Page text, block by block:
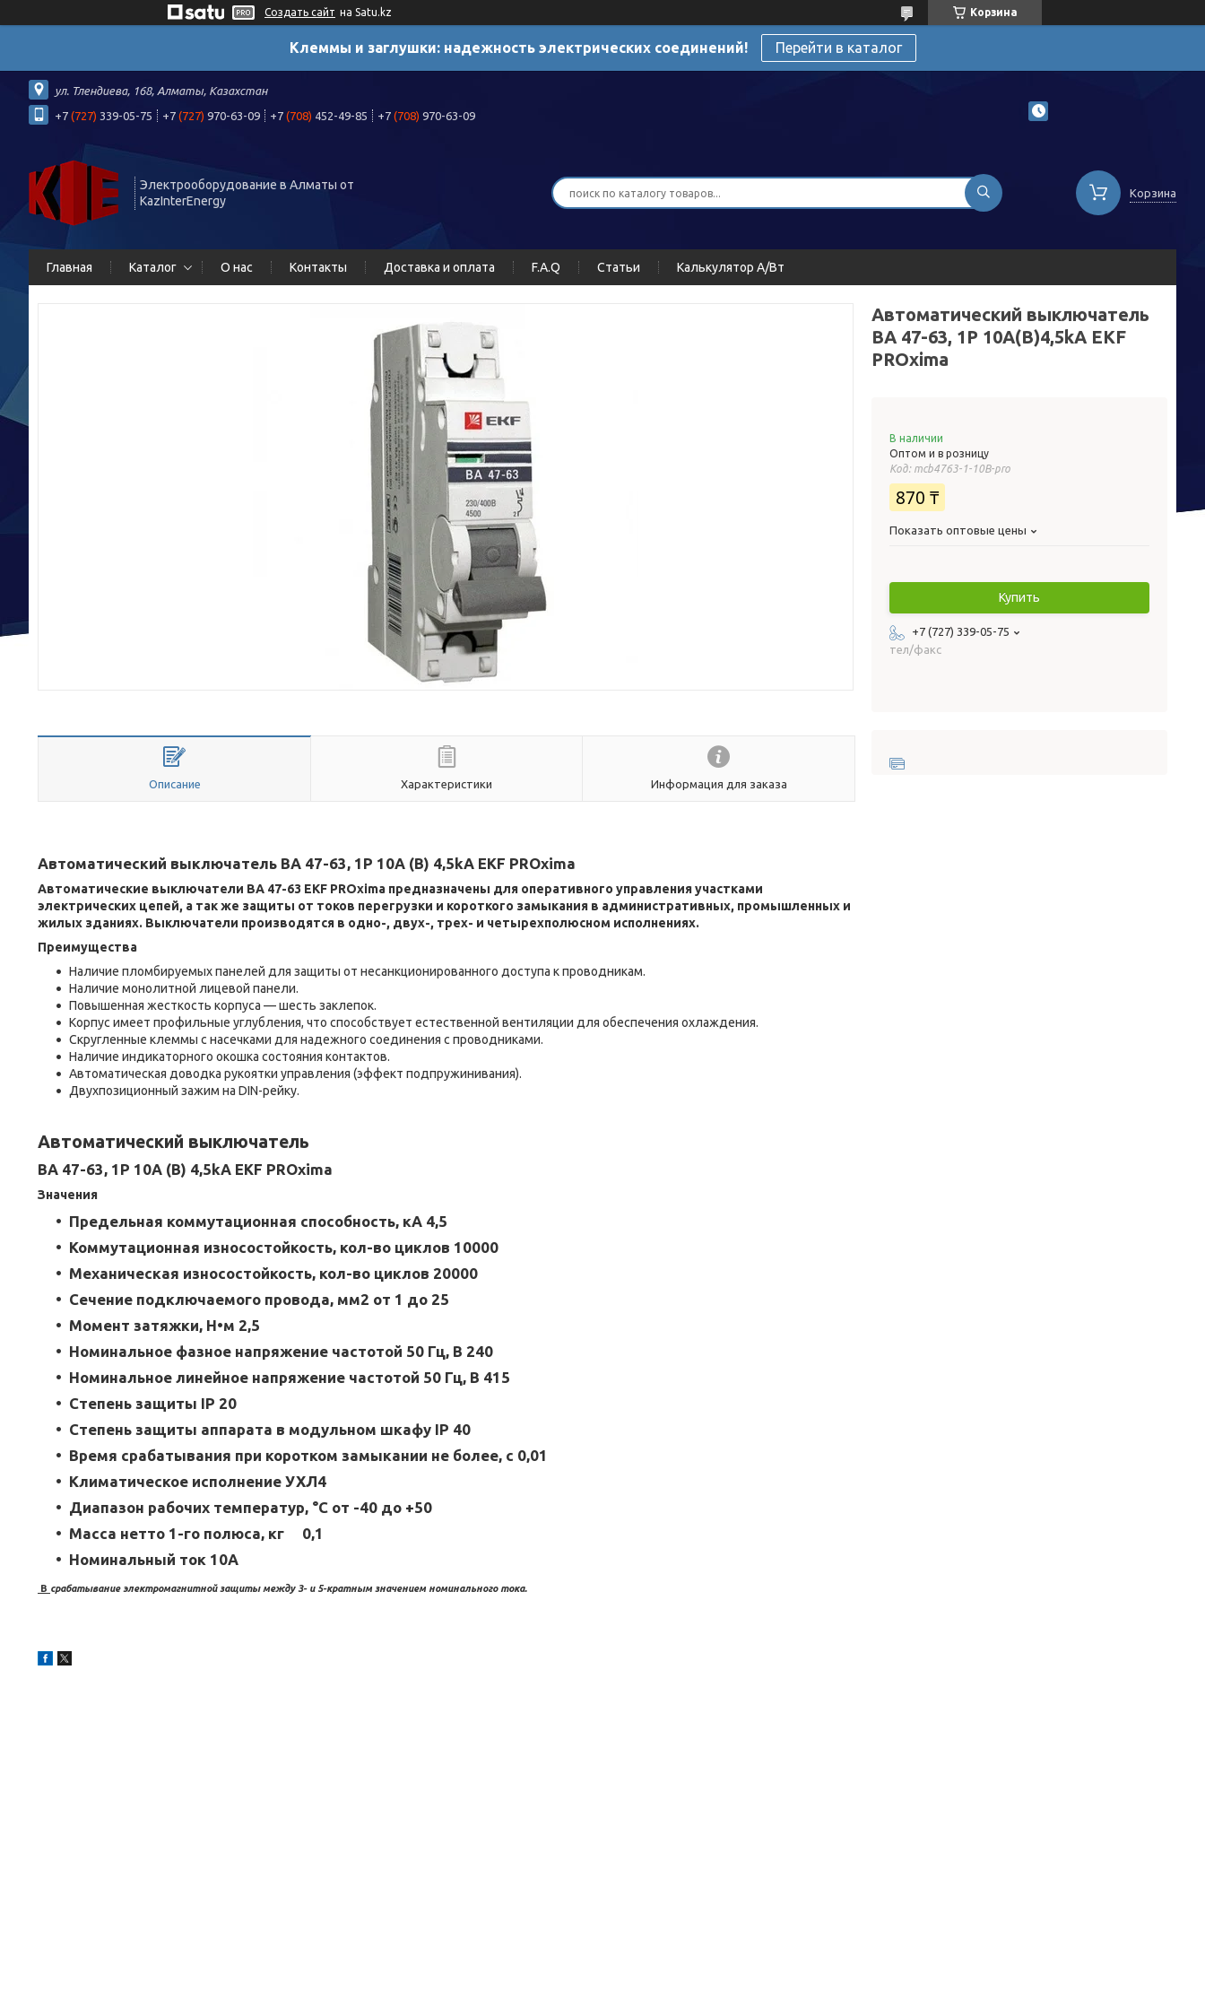
Создать сайт на Satu.kz Корзина
Клеммы и заглушки: надежность электрических соединений! Перейти в каталог
ул. Тлендиева, 168, Алматы, Казахстан
+7 (727) 339-05-75 +7 (727) 970-63-09 +7 (708) 452-49-85 +7 (708) 970-63-09
Электрооборудование в Алматы от
KazInterEnergy
Корзина
Главная Каталог О нас Контакты Доставка и оплата F.A.Q Статьи Калькулятор А/Вт
Описание Характеристики Информация для заказа
Автоматический выключатель ВА 47-63, 1P 10А (В) 4,5kA EKF PROxima
Автоматические выключатели ВА 47-63 EKF PROxima предназначены для оперативного управления участками
электрических цепей, а так же защиты от токов перегрузки и короткого замыкания в административных, промышленных и
жилых зданиях. Выключатели производятся в одно-, двух-, трех- и четырехполюсном исполнениях.
Преимущества
Наличие пломбируемых панелей для защиты от несанкционированного доступа к проводникам.
Наличие монолитной лицевой панели.
Повышенная жесткость корпуса — шесть заклепок.
Корпус имеет профильные углубления, что способствует естественной вентиляции для обеспечения охлаждения.
Cкругленные клеммы с насечками для надежного соединения с проводниками.
Наличие индикаторного окошка состояния контактов.
Автоматическая доводка рукоятки управления (эффект подпружинивания).
Двухпозиционный зажим на DIN-рейку.
Автоматический выключатель
ВА 47-63, 1P 10А (В) 4,5kA EKF PROxima
Значения
Предельная коммутационная способность, кА 4,5
Коммутационная износостойкость, кол-во циклов 10000
Механическая износостойкость, кол-во циклов 20000
Сечение подключаемого провода, мм2 от 1 до 25
Момент затяжки, Н•м 2,5
Номинальное фазное напряжение частотой 50 Гц, В 240
Номинальное линейное напряжение частотой 50 Гц, В 415
Степень защиты IP 20
Степень защиты аппарата в модульном шкафу IP 40
Время срабатывания при коротком замыкании не более, с 0,01
Климатическое исполнение УХЛ4
Диапазон рабочих температур, °С от -40 до +50
Масса нетто 1-го полюса, кг 0,1
Номинальный ток 10А
B срабатывание электромагнитной защиты между 3- и 5-кратным значением номинального тока.
Автоматический выключатель
ВА 47-63, 1P 10А(В)4,5kA EKF
PROxima
В наличии
Оптом и в розницу
Код: mcb4763-1-10B-pro
870 ₸
Показать оптовые цены
Купить
+7 (727) 339-05-75
тел/факс